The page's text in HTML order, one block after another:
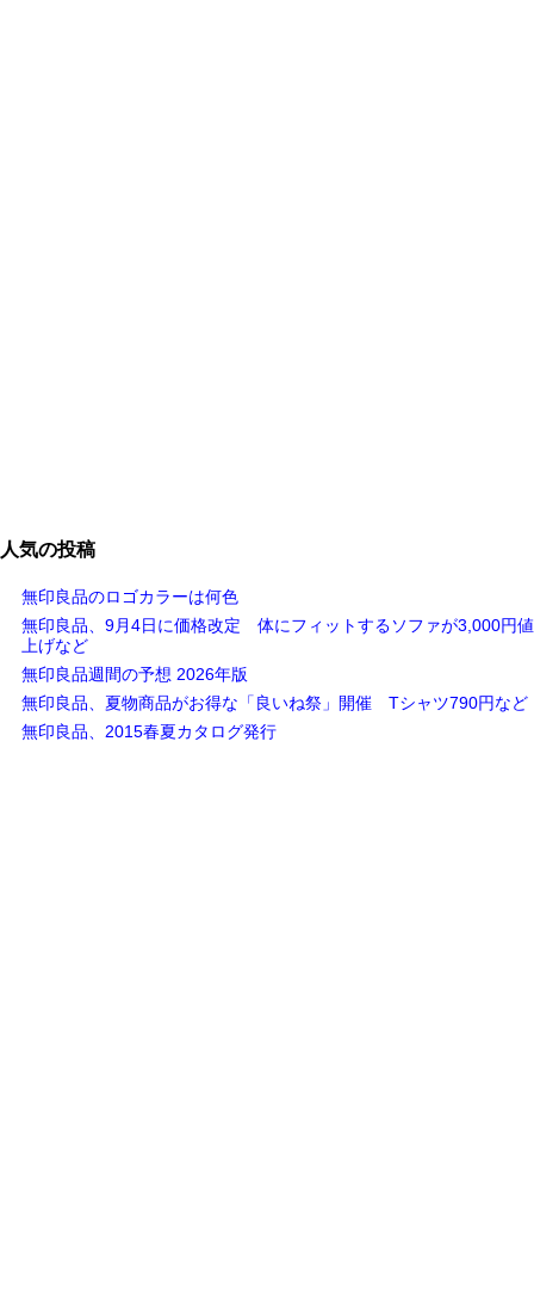
人気の投稿
無印良品のロゴカラーは何色
無印良品、9月4日に価格改定 体にフィットするソファが3,000円値
上げなど
無印良品週間の予想 2026年版
無印良品、夏物商品がお得な「良いね祭」開催 Tシャツ790円など
無印良品、2015春夏カタログ発行